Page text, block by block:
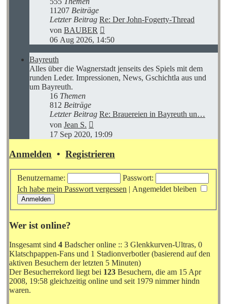
11207 Beiträge
Letzter Beitrag Re: Der John-Fogerty-Thread
von BAUBER
Beitrag
06 Aug 2026, 14:50
Bayreuth
Alles über die Wagnerstadt jenseits des Spiels mit dem
runden Leder. Impressionen, News, Gschichtla aus und
um Bayreuth.
16 Themen
812 Beiträge
Letzter Beitrag Re: Brauereien in Bayreuth un…
von Jean S.
Beitrag
17 Sep 2020, 19:09
Anmelden • Registrieren
Benutzername:
Passwort:
Ich habe mein Passwort vergessen | Angemeldet bleiben
Wer ist online?
Insgesamt sind 4 Badscher online :: 3 Glenkkurven-Ultras, 0
Klatschpappen-Fans und 1 Stadionverbotler (basierend auf den
aktiven Besuchern der letzten 5 Minuten)
Der Besucherrekord liegt bei 123 Besuchern, die am 15 Apr
2008, 19:58 gleichzeitig online und seit 1979 nimmer hindn
waren.